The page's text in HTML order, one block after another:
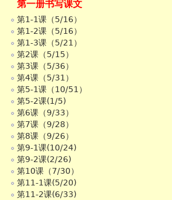
第一册书写课文
第1-1课（5/16）
第1-2课（5/16）
第1-3课（5/21）
第2课（5/15）
第3课（5/36）
第4课（5/31）
第5-1课（10/51）
第5-2课(1/5)
第6课（9/33）
第7课（9/28）
第8课（9/26）
第9-1课(10/24)
第9-2课(2/26)
第10课（7/30）
第11-1课(5/20)
第11-2课(6/33)